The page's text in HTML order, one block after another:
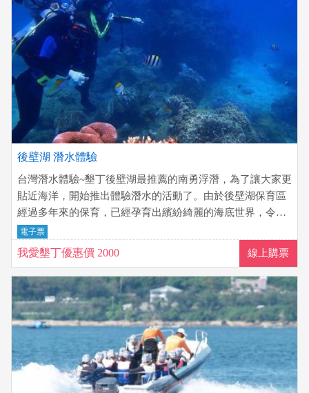
後壁湖 潛水體驗
台灣潛水體驗~墾丁後壁湖最推薦的南勇浮潛，為了讓大家更
貼近海洋，開始推出體驗潛水的活動了。由於後壁湖保育區
經過多年來的保育，已經孕育出繽紛綺麗的海底世界，令人
覺得彷彿置身在國外，不過這真的是在我們身邊的大海喔。
現在也可以一起體驗潛水，一起拜訪這繽紛的水底世界喔！
電子票
我愛墾丁優惠價 2000 線上購票